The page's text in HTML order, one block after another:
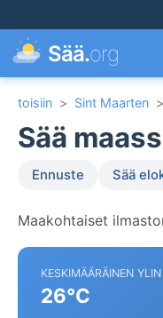
Sää.org
toisiin > Sint Maarten >
Sää
Ennuste Sää
Maakohtaiset
KESKIMÄÄRÄINEN YLIN
26°C